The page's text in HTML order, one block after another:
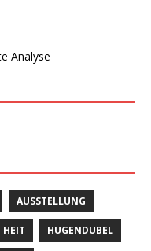
AUSSTELLUNG
HEIT HUGENDUBEL